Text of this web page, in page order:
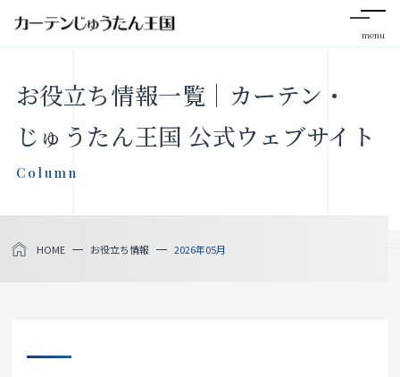
menu
会社案内
お知らせ
お役立ち情報一覧｜カーテン・
じゅうたん王国 公式ウェブサイト
Column
HOME お役立ち情報 2026年05月